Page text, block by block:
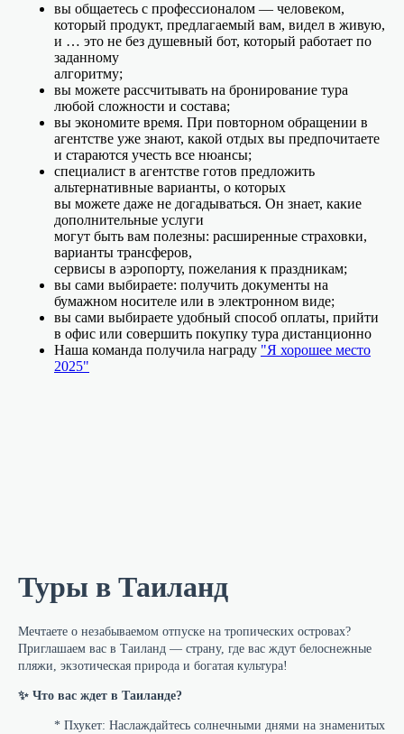
вы общаетесь с профессионалом — человеком,
который продукт, предлагаемый вам, видел в живую,
и … это не без душевный бот, который работает по
заданному
алгоритму;
вы можете рассчитывать на бронирование тура
любой сложности и состава;
вы экономите время. При повторном обращении в
агентстве уже знают, какой отдых вы предпочитаете
и стараются учесть все нюансы;
специалист в агентстве готов предложить
альтернативные варианты, о которых
вы можете даже не догадываться. Он знает, какие
дополнительные услуги
могут быть вам полезны: расширенные страховки,
варианты трансферов,
сервисы в аэропорту, пожелания к праздникам;
вы сами выбираете: получить документы на
бумажном носителе или в электронном виде;
вы сами выбираете удобный способ оплаты, прийти
в офис или совершить покупку тура дистанционно
Наша команда получила награду "Я хорошее место
2025"
Туры в Таиланд
Мечтаете о незабываемом отпуске на тропических островах?
Приглашаем вас в Таиланд — страну, где вас ждут белоснежные
пляжи, экзотическая природа и богатая культура!
✨ Что вас ждет в Таиланде?
* Пхукет: Наслаждайтесь солнечными днями на знаменитых